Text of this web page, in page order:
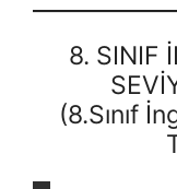
8. SINIF
(8.Sınıf